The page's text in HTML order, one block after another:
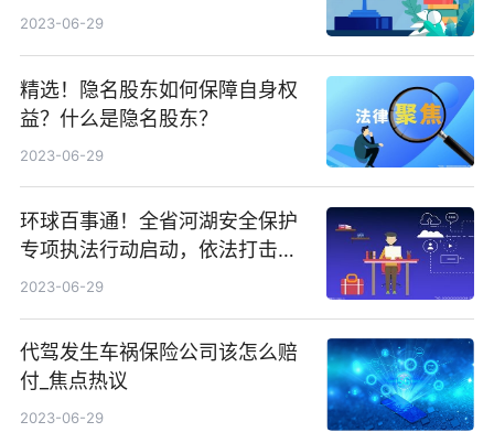
热点
2023-06-29
精选！隐名股东如何保障自身权
益？什么是隐名股东？
2023-06-29
环球百事通！全省河湖安全保护
专项执法行动启动，依法打击侵
占河湖、妨碍行洪安全等违法犯
2023-06-29
代驾发生车祸保险公司该怎么赔
付_焦点热议
2023-06-29